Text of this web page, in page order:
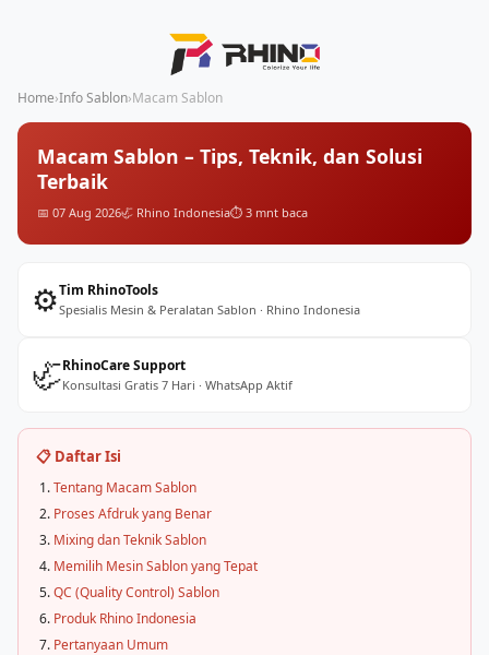
Home›Info Sablon›Macam Sablon
Macam Sablon – Tips, Teknik, dan Solusi
Terbaik
📅 07 Aug 2026🦏 Rhino Indonesia⏱️ 3 mnt baca
⚙️Tim RhinoTools
Spesialis Mesin & Peralatan Sablon · Rhino Indonesia
🦏RhinoCare Support
Konsultasi Gratis 7 Hari · WhatsApp Aktif
📋 Daftar Isi
Tentang Macam Sablon
Proses Afdruk yang Benar
Mixing dan Teknik Sablon
Memilih Mesin Sablon yang Tepat
QC (Quality Control) Sablon
Produk Rhino Indonesia
Pertanyaan Umum